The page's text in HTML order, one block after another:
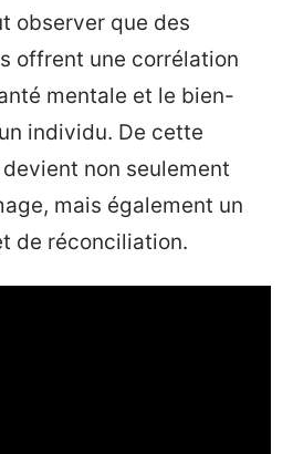
observer que des
offrent une corrélation
mentale et le bien-
individu. De cette
non seulement
mais également un
de réconciliation.